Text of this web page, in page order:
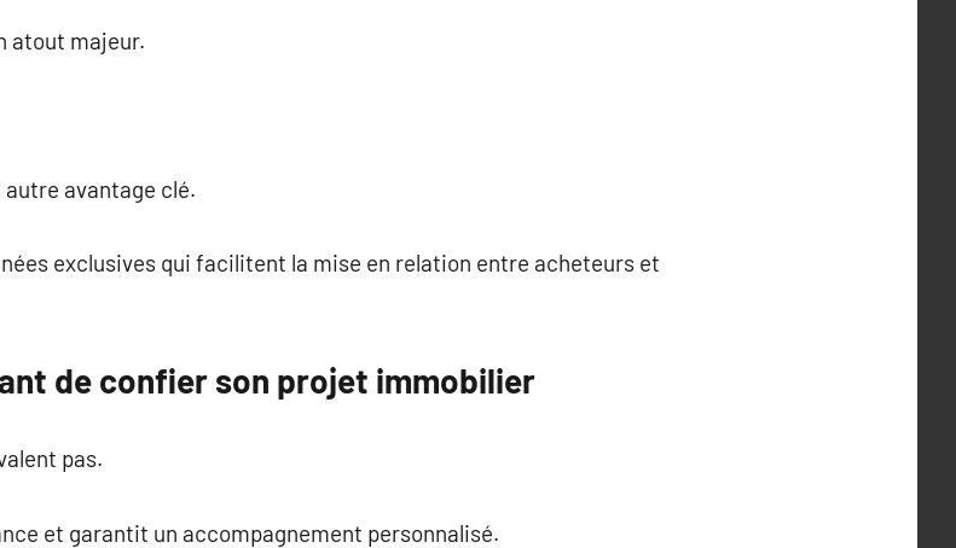
atout majeur.
avantage clé.
exclusives qui facilitent la mise en relation entre acheteurs et
de confier son projet immobilier
pas.
et garantit un accompagnement personnalisé.